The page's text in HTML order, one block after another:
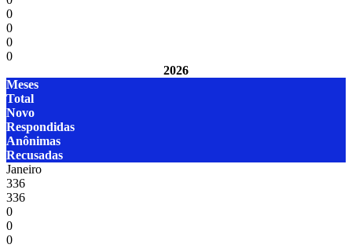
0
0
0
0
2026
Meses
Total
Novo
Respondidas
Anônimas
Recusadas
Janeiro
336
336
0
0
0